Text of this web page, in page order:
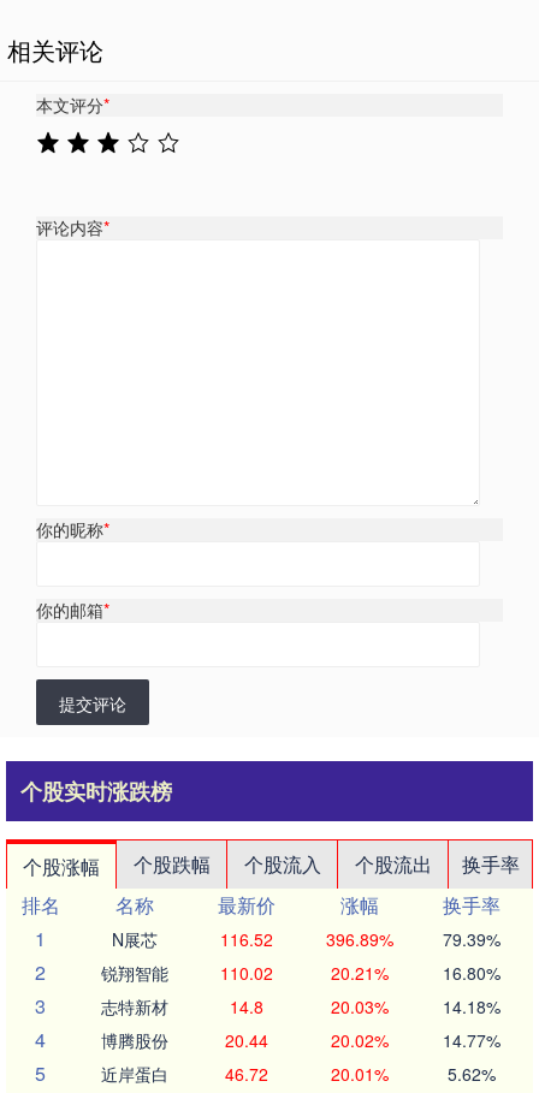
相关评论
本文评分*
评论内容*
你的昵称*
你的邮箱*
提交评论
个股实时涨跌榜
个股涨幅 个股跌幅 个股流入 个股流出
换手率
排名
名称 最新价 涨幅
换手率
1
N展芯 116.52 396.89% 79.39%
2 锐翔智能 110.02 20.21% 16.80%
3 志特新材 14.8 20.03% 14.18%
4 博腾股份 20.44 20.02% 14.77%
5 近岸蛋白 46.72 20.01% 5.62%